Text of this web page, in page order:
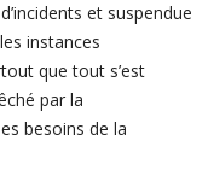
et suspendue
instances
que tout s’est
par la
besoins de la